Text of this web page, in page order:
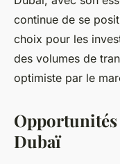
continue de se
choix pour les
des volumes de
optimiste par le
Dubaï